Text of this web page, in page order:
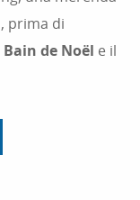
prima di
de Noël e il